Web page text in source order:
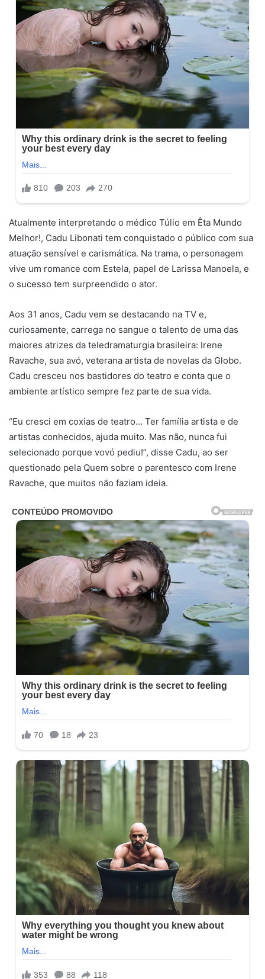
Atualmente interpretando o médico Túlio em Êta Mundo
Melhor!, Cadu Libonati tem conquistado o público com sua
atuação sensível e carismática. Na trama, o personagem
vive um romance com Estela, papel de Larissa Manoela, e
o sucesso tem surpreendido o ator.
Aos 31 anos, Cadu vem se destacando na TV e,
curiosamente, carrega no sangue o talento de uma das
maiores atrizes da teledramaturgia brasileira: Irene
Ravache, sua avó, veterana artista de novelas da Globo.
Cadu cresceu nos bastidores do teatro e conta que o
ambiente artístico sempre fez parte de sua vida.
“Eu cresci em coxias de teatro… Ter família artista e de
artistas conhecidos, ajuda muito. Mas não, nunca fui
selecionado porque vovó pediu!”, disse Cadu, ao ser
questionado pela Quem sobre o parentesco com Irene
Ravache, que muitos não faziam ideia.